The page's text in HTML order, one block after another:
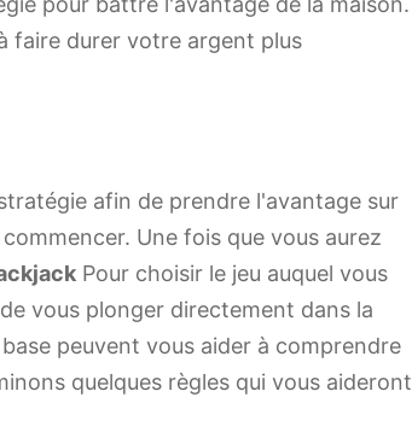
faire durer votre argent plus
afin de prendre l'avantage sur
Une fois que vous aurez
Pour choisir le jeu auquel vous
vous plonger directement dans la
peuvent vous aider à comprendre
quelques règles qui vous aideront